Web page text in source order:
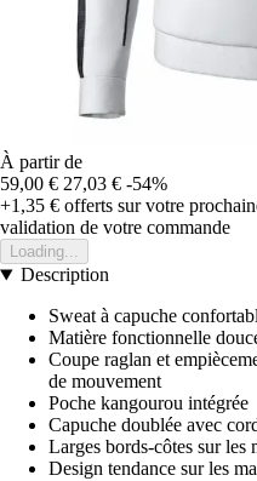
À partir de
59,00 € 27,03 € -54%
+1,35 € offerts sur votre
validation de votre commande
Loading...
Description
Sweat à capuche
Matière fonctionnelle
Coupe raglan et
de mouvement
Poche kangourou intégrée
Capuche doublée avec
Larges bords-côtes sur les
Design tendance sur les